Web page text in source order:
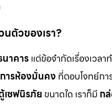
ตัวของเรา?
าคารแต่ข้อจำกัดเรื่องเวล
ารห้องมั่นคง ที่ตอบโจทย์กา
เซฟนิรภัย ขนาดใด เราก็มี ก